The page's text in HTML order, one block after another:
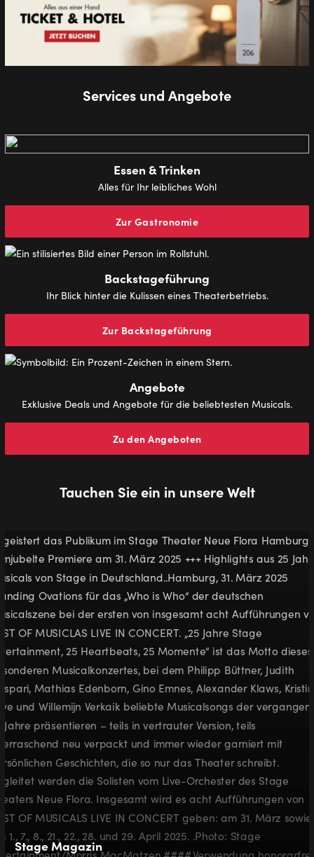
Services und Angebote
Essen & Trinken
Alles für Ihr leibliches Wohl
Zur Gastronomie
Backstageführung
Ihr Blick hinter die Kulissen eines Theaterbetriebs.
Zur Backstageführung
Angebote
Exklusive Deals und Angebote für die beliebtesten Musicals.
Zu den Angeboten
Tauchen Sie ein in unsere Welt
Stage Magazin